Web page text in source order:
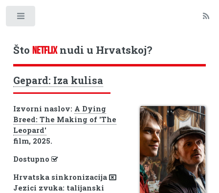
Što NETFLIXnudi u Hrvatskoj?
Gepard: Iza kulisa
Izvorni naslov: A Dying
Breed: The Making of 'The
Leopard'
film, 2025.
Dostupno
Hrvatska sinkronizacija
Jezici zvuka: talijanski